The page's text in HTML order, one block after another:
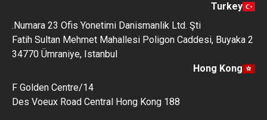
Turkey
Numara 23 Ofis Yonetimi Danismanlik Ltd. Şti.
Fatih Sultan Mehmet Mahallesi Poligon Caddesi, Buyaka 2
34770 Ümraniye, Istanbul
Hong Kong
14/F Golden Centre
188 Des Voeux Road Central Hong Kong